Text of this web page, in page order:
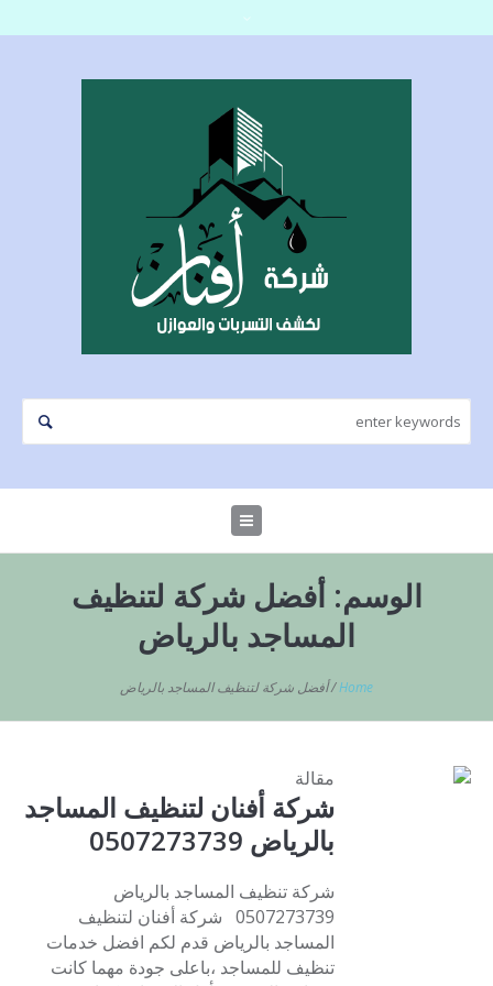
الوسم:أفضل شركة لتنظيف
المساجد بالرياض
Home
/أفضل شركة لتنظيف المساجد بالرياض
مقالة
شركة أفنان لتنظيف المساجد
بالرياض 0507273739
شركة تنظيف المساجد بالرياض
0507273739 شركة أفنان لتنظيف
المساجد بالرياض قدم لكم افضل خدمات
تنظيف للمساجد ،باعلى جودة مهما كانت